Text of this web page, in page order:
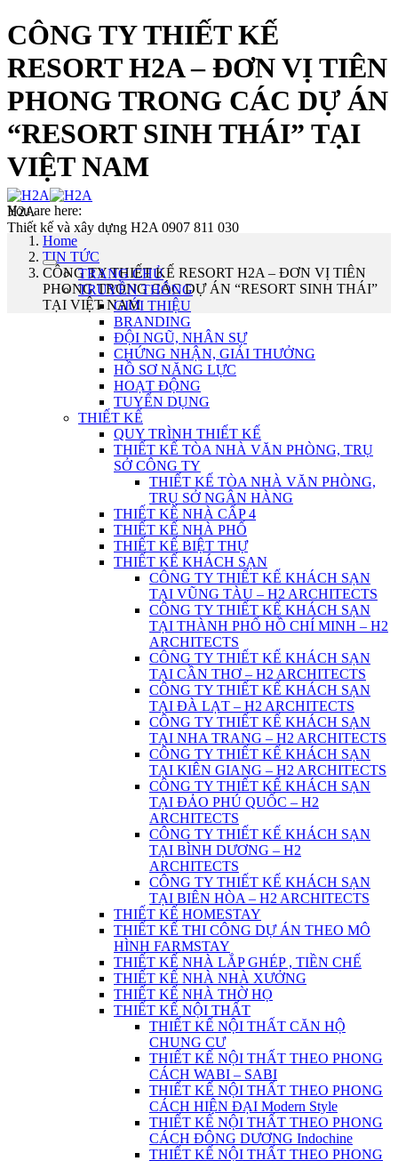
CÔNG TY THIẾT KẾ
RESORT H2A – ĐƠN VỊ TIÊN
PHONG TRONG CÁC DỰ ÁN
“RESORT SINH THÁI” TẠI
VIỆT NAM
You are here:
Home
TIN TỨC
CÔNG TY THIẾT KẾ RESORT H2A – ĐƠN VỊ TIÊN
PHONG TRONG CÁC DỰ ÁN “RESORT SINH THÁI”
TẠI VIỆT NAM
H2A
Thiết kế và xây dựng H2A 0907 811 030
TRANG CHỦ
TRUYỀN THÔNG
GIỚI THIỆU
BRANDING
ĐỘI NGŨ, NHÂN SỰ
CHỨNG NHẬN, GIẢI THƯỞNG
HỒ SƠ NĂNG LỰC
HOẠT ĐỘNG
TUYỂN DỤNG
THIẾT KẾ
QUY TRÌNH THIẾT KẾ
THIẾT KẾ TÒA NHÀ VĂN PHÒNG, TRỤ
SỞ CÔNG TY
THIẾT KẾ TÒA NHÀ VĂN PHÒNG,
TRỤ SỞ NGÂN HÀNG
THIẾT KẾ NHÀ CẤP 4
THIẾT KẾ NHÀ PHỐ
THIẾT KẾ BIỆT THỰ
THIẾT KẾ KHÁCH SẠN
CÔNG TY THIẾT KẾ KHÁCH SẠN
TẠI VŨNG TÀU – H2 ARCHITECTS
CÔNG TY THIẾT KẾ KHÁCH SẠN
TẠI THÀNH PHỐ HỒ CHÍ MINH – H2
ARCHITECTS
CÔNG TY THIẾT KẾ KHÁCH SẠN
TẠI CẦN THƠ – H2 ARCHITECTS
CÔNG TY THIẾT KẾ KHÁCH SẠN
TẠI ĐÀ LẠT – H2 ARCHITECTS
CÔNG TY THIẾT KẾ KHÁCH SẠN
TẠI NHA TRANG – H2 ARCHITECTS
CÔNG TY THIẾT KẾ KHÁCH SẠN
TẠI KIÊN GIANG – H2 ARCHITECTS
CÔNG TY THIẾT KẾ KHÁCH SẠN
TẠI ĐẢO PHÚ QUỐC – H2
ARCHITECTS
CÔNG TY THIẾT KẾ KHÁCH SẠN
TẠI BÌNH DƯƠNG – H2
ARCHITECTS
CÔNG TY THIẾT KẾ KHÁCH SẠN
TẠI BIÊN HÒA – H2 ARCHITECTS
THIẾT KẾ HOMESTAY
THIẾT KẾ THI CÔNG DỰ ÁN THEO MÔ
HÌNH FARMSTAY
THIẾT KẾ NHÀ LẮP GHÉP , TIỀN CHẾ
THIẾT KẾ NHÀ NHÀ XƯỞNG
THIẾT KẾ NHÀ THỜ HỌ
THIẾT KẾ NỘI THẤT
THIẾT KẾ NỘI THẤT CĂN HỘ
CHUNG CƯ
THIẾT KẾ NỘI THẤT THEO PHONG
CÁCH WABI – SABI
THIẾT KẾ NỘI THẤT THEO PHONG
CÁCH HIỆN ĐẠI Modern Style
THIẾT KẾ NỘI THẤT THEO PHONG
CÁCH ĐÔNG DƯƠNG Indochine
THIẾT KẾ NỘI THẤT THEO PHONG